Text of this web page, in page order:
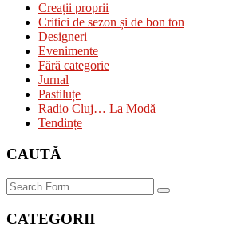
Creații proprii
Critici de sezon și de bon ton
Designeri
Evenimente
Fără categorie
Jurnal
Pastiluțe
Radio Cluj… La Modă
Tendințe
CAUTĂ
Search
CATEGORII